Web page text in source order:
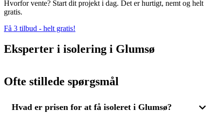
Hvorfor vente? Start dit projekt i dag. Det er hurtigt, nemt og helt
gratis.
Få 3 tilbud - helt gratis!
Eksperter i isolering i Glumsø
Ofte stillede spørgsmål
Hvad er prisen for at få isoleret i Glumsø?